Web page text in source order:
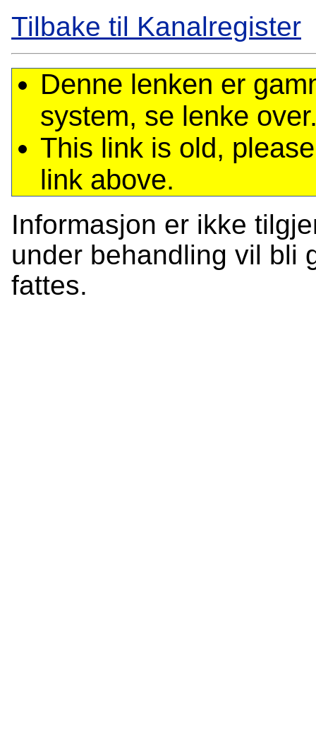
Tilbake til Kanalregister
Denne lenken er
system, se lenke
This link is old,
link above.
Informasjon er ikke
under behandling vil bli
fattes.